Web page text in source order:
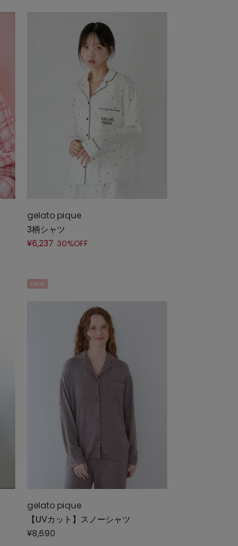
gelato pique
3柄シャツ
¥6,237 30%OFF
new
gelato pique
【UVカット】スノーシャツ
¥8,690